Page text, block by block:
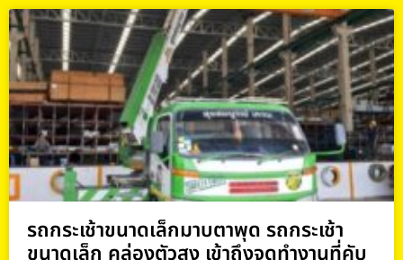
รถกระเช้าขนาดเล็กมาบตาพุด รถกระเช้า